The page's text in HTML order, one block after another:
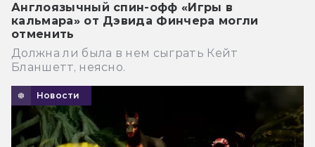
Англоязычный спин-офф «Игры в
кальмара» от Дэвида Финчера могли
отменить
Должна ли была в нем сыграть Кейт
Бланшетт, неясно.
Новости